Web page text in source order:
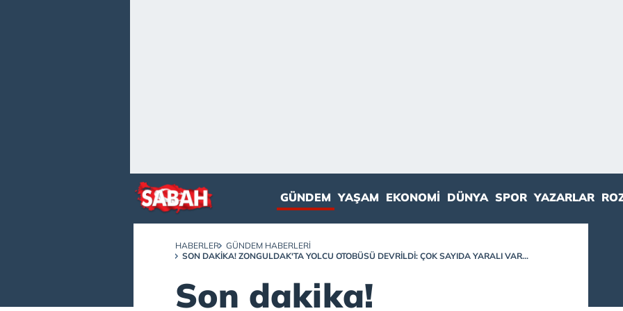
GÜNDEM YAŞAM EKONOMI DÜNYA SPOR YAZARLAR
HABERLER
GÜNDEM HABERLERI
SON DAKIKA! ZONGULDAK'TA YOLCU OTOBÜSÜ DEVRILDI: ÇOK SAYIDA YARALI VAR...
Son dakika!